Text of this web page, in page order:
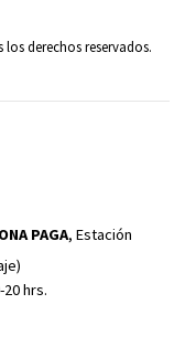
derechos reservados.
PAGA, Estación
hrs.